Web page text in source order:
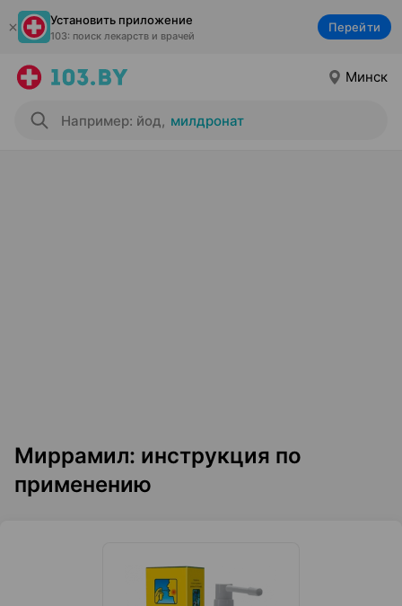
Установить приложение
103: поиск лекарств и врачей
Перейти
Минск
Например: йод, милдронат
Миррамил: инструкция по
применению